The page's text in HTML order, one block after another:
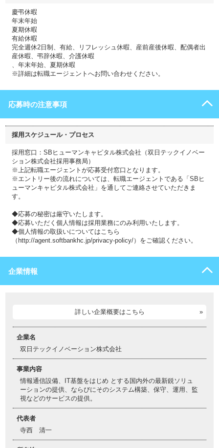
慶弔休暇
年末年始
夏期休暇
有給休暇
完全週休2日制、有給、リフレッシュ休暇、産前産後休暇、配偶者出
産休暇、弔辞休暇、介護休暇
、年末年始、夏期休暇
※詳細は転職エージェントへお問い合わせください。
応募時の注意事項
採用スケジュール・プロセス
採用窓口：SBヒューマンキャピタル株式会社（双日テックイノベー
ション株式会社採用事務局）
※上記転職エージェントが応募受付窓口となります。
※エントリー後の流れについては、転職エージェントである「SBヒ
ューマンキャピタル株式会社」を通してご連絡させていただきま
す。
◆応募の秘密は厳守いたします。
◆応募いただく個人情報は採用業務にのみ利用いたします。
◆個人情報の取扱いについてはこちら
（http://agent.softbankhc.jp/privacy-policy/）をご確認ください。
企業情報
詳しい企業概要はこちら
企業名
双日テックイノベーション株式会社
事業内容
情報通信設備、IT基盤をはじめ とする国内外の最新鋭ソリュ
ーションの提供、ならびにそのシステム構築、保守、運用、監
視などのサービスの提供。
代表者
寺西 清一